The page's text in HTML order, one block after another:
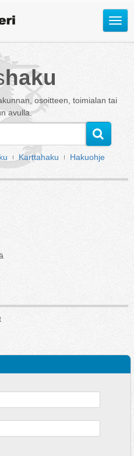
Avaa
haku
osoitteen, toimialan tai
avulla.
Karttahaku Hakuohje